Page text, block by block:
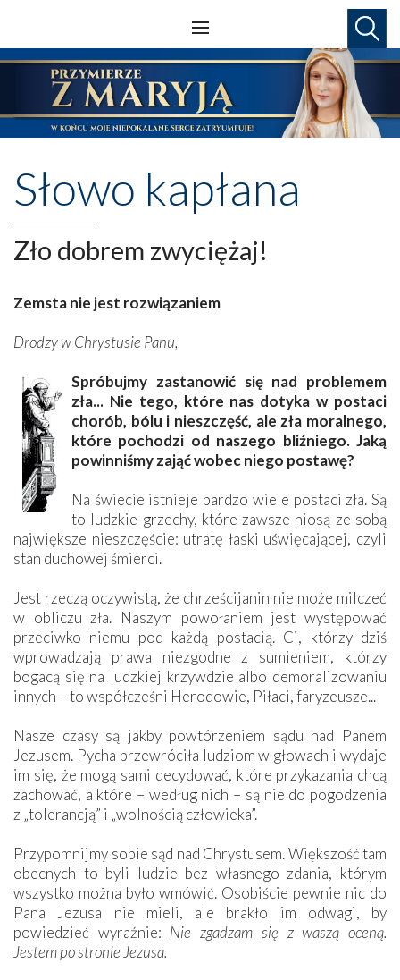
Słowo kapłana
Zło dobrem zwyciężaj!
Zemsta nie jest rozwiązaniem
Drodzy w Chrystusie Panu,
Spróbujmy zastanowić się nad problemem
zła... Nie tego, które nas dotyka w postaci
chorób, bólu i nieszczęść, ale zła moralnego,
które pochodzi od naszego bliźniego. Jaką
powinniśmy zająć wobec niego postawę?
Na świecie istnieje bardzo wiele postaci zła. Są
to ludzkie grzechy, które zawsze niosą ze sobą
największe nieszczęście: utratę łaski uświęcającej, czyli
stan duchowej śmierci.
Jest rzeczą oczywistą, że chrześcijanin nie może milczeć
w obliczu zła. Naszym powołaniem jest występować
przeciwko niemu pod każdą postacią. Ci, którzy dziś
wprowadzają prawa niezgodne z sumieniem, którzy
bogacą się na ludzkiej krzywdzie albo demoralizowaniu
innych – to współcześni Herodowie, Piłaci, faryzeusze...
Nasze czasy są jakby powtórzeniem sądu nad Panem
Jezusem. Pycha przewróciła ludziom w głowach i wydaje
im się, że mogą sami decydować, które przykazania chcą
zachować, a które – według nich – są nie do pogodzenia
z „tolerancją” i „wolnością człowieka”.
Przypomnijmy sobie sąd nad Chrystusem. Większość tam
obecnych to byli ludzie bez własnego zdania, którym
wszystko można było wmówić. Osobiście pewnie nic do
Pana Jezusa nie mieli, ale brakło im odwagi, by
powiedzieć wyraźnie: Nie zgadzam się z waszą oceną.
Jestem po stronie Jezusa.